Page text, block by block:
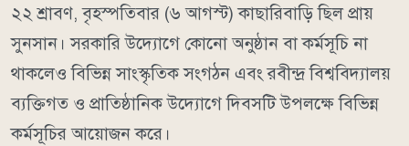
২২ শ্রাবণ, বৃহস্পতিবার (৬ আগস্ট) কাছারিবাড়ি ছিল প্রায়
সুনসান। সরকারি উদ্যোগে কোনো অনুষ্ঠান বা কর্মসূচি না
থাকলেও বিভিন্ন সাংস্কৃতিক সংগঠন এবং রবীন্দ্র বিশ্ববিদ্যালয়
ব্যক্তিগত ও প্রাতিষ্ঠানিক উদ্যোগে দিবসটি উপলক্ষে বিভিন্ন
কর্মসূচির আয়োজন করে।